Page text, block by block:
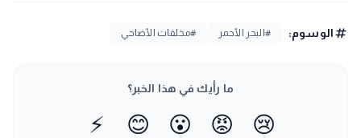
tagالوسوم: #البحر الأحمر #مخلفات الأضاحي
ما رأيك في هذا الخبر؟
😢
😡
😮
😊
⚡